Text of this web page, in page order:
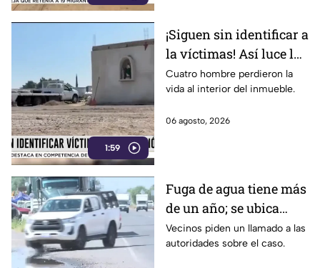
1:59
¡Siguen sin identificar a
la víctimas! Así luce la
zona tras una fuerte
3xplosión una pensión
Cuatro hombre perdieron la
vida al interior del inmueble.
06 agosto, 2026
Fuga de agua tiene más
de un año; se ubica
rumbo a la salida a
Cuerámaro
Vecinos piden un llamado a las
autoridades sobre el caso.